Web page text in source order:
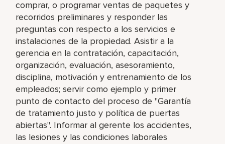
comprar, o programar ventas de paquetes y
recorridos preliminares y responder las
preguntas con respecto a los servicios e
instalaciones de la propiedad. Asistir a la
gerencia en la contratación, capacitación,
organización, evaluación, asesoramiento,
disciplina, motivación y entrenamiento de los
empleados; servir como ejemplo y primer
punto de contacto del proceso de "Garantía
de tratamiento justo y política de puertas
abiertas". Informar al gerente los accidentes,
las lesiones y las condiciones laborales